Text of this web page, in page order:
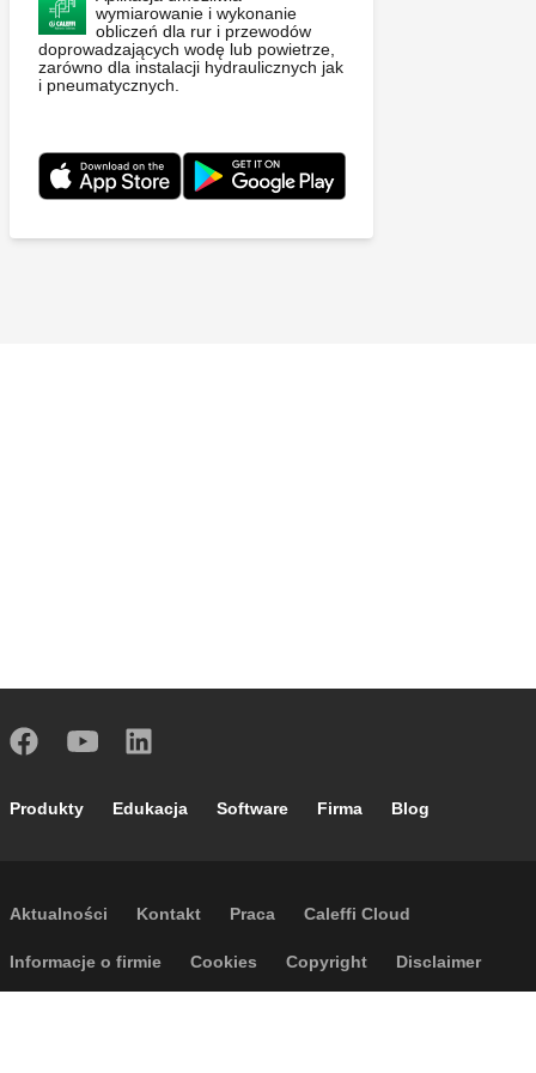
wymiarowanie i wykonanie
obliczeń dla rur i przewodów
doprowadzających wodę lub powietrze,
zarówno dla instalacji hydraulicznych jak
i pneumatycznych.
Footer main navigation
Produkty Edukacja Software Firma Blog
Footer secondary navigation
Aktualności Kontakt Praca Caleffi Cloud
Footer menu
Informacje o firmie Cookies Copyright Disclaimer